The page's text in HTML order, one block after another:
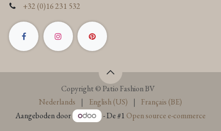
+32 (0)16 231 532
Copyright © Patio Fashion BV
Nederlands
| English (US) |
Français (BE)
Aangeboden door
- De #1 Open source e-commerce